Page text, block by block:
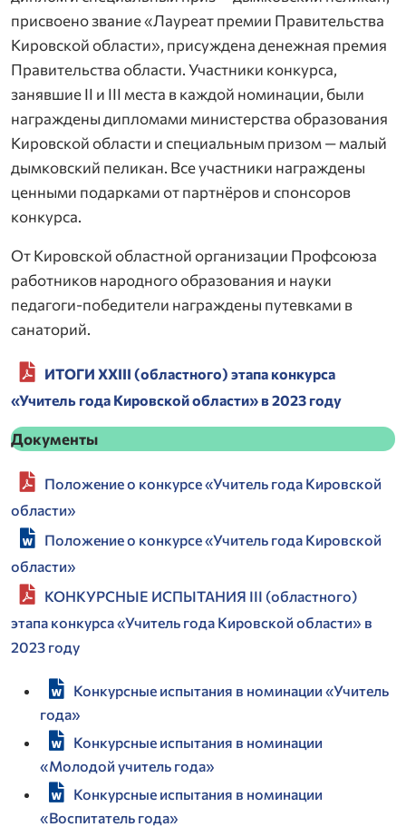
присвоено звание «Лауреат премии Правительства
Кировской области», присуждена денежная премия
Правительства области. Участники конкурса,
занявшие II и III места в каждой номинации, были
награждены дипломами министерства образования
Кировской области и специальным призом — малый
дымковский пеликан. Все участники награждены
ценными подарками от партнёров и спонсоров
конкурса.
От Кировской областной организации Профсоюза
работников народного образования и науки
педагоги-победители награждены путевками в
санаторий.
ИТОГИ XXIII (областного) этапа конкурса
«Учитель года Кировской области» в 2023 году
Документы
Положение о конкурсе «Учитель года Кировской
области»
Положение о конкурсе «Учитель года Кировской
области»
КОНКУРСНЫЕ ИСПЫТАНИЯ III (областного)
этапа конкурса «Учитель года Кировской области» в
2023 году
Конкурсные испытания в номинации «Учитель
года»
Конкурсные испытания в номинации
«Молодой учитель года»
Конкурсные испытания в номинации
«Воспитатель года»